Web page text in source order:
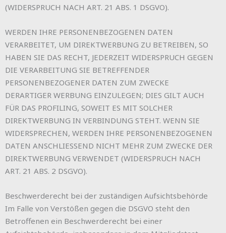
(WIDERSPRUCH NACH ART. 21 ABS. 1 DSGVO).
WERDEN IHRE PERSONENBEZOGENEN DATEN
VERARBEITET, UM DIREKTWERBUNG ZU BETREIBEN, SO
HABEN SIE DAS RECHT, JEDERZEIT WIDERSPRUCH GEGEN
DIE VERARBEITUNG SIE BETREFFENDER
PERSONENBEZOGENER DATEN ZUM ZWECKE
DERARTIGER WERBUNG EINZULEGEN; DIES GILT AUCH
FÜR DAS PROFILING, SOWEIT ES MIT SOLCHER
DIREKTWERBUNG IN VERBINDUNG STEHT. WENN SIE
WIDERSPRECHEN, WERDEN IHRE PERSONENBEZOGENEN
DATEN ANSCHLIESSEND NICHT MEHR ZUM ZWECKE DER
DIREKTWERBUNG VERWENDET (WIDERSPRUCH NACH
ART. 21 ABS. 2 DSGVO).
Beschwerde­recht bei der zuständigen Aufsichts­behörde
Im Falle von Verstößen gegen die DSGVO steht den
Betroffenen ein Beschwerderecht bei einer